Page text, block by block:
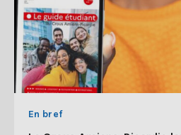
En bref